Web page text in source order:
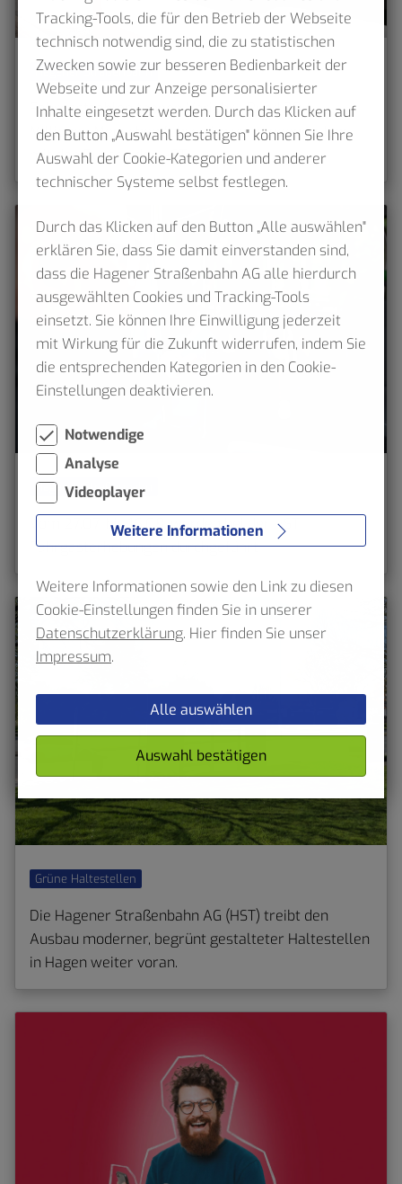
Hagener Straßenbahn
Fahrgastzahlen toppen Vorjahr - Rund 29,4
Millionen Menschen fuhren im vergangenen Jahr
mit den Bussen der HST
Hagener Straßenbahn
Vom 27.07. bis 16.08. werden bei der HST
Fahrgasterhebungen durchgeführt
Grüne Haltestellen
Die Hagener Straßenbahn AG (HST) treibt den
Ausbau moderner, begrünt gestalteter Haltestellen
in Hagen weiter voran.
Tracking-Tools, die für den Betrieb der Webseite
technisch notwendig sind, die zu statistischen
Zwecken sowie zur besseren Bedienbarkeit der
Webseite und zur Anzeige personalisierter
Inhalte eingesetzt werden. Durch das Klicken auf
den Button „Auswahl bestätigen" können Sie Ihre
Auswahl der Cookie-Kategorien und anderer
technischer Systeme selbst festlegen.
Durch das Klicken auf den Button „Alle auswählen"
erklären Sie, dass Sie damit einverstanden sind,
dass die Hagener Straßenbahn AG alle hierdurch
ausgewählten Cookies und Tracking-Tools
einsetzt. Sie können Ihre Einwilligung jederzeit
mit Wirkung für die Zukunft widerrufen, indem Sie
die entsprechenden Kategorien in den Cookie-
Einstellungen deaktivieren.
Notwendige
Analyse
Videoplayer
Weitere Informationen
Weitere Informationen sowie den Link zu diesen
Cookie-Einstellungen finden Sie in unserer
Datenschutzerklärung. Hier finden Sie unser
Impressum.
Alle auswählen
Auswahl bestätigen